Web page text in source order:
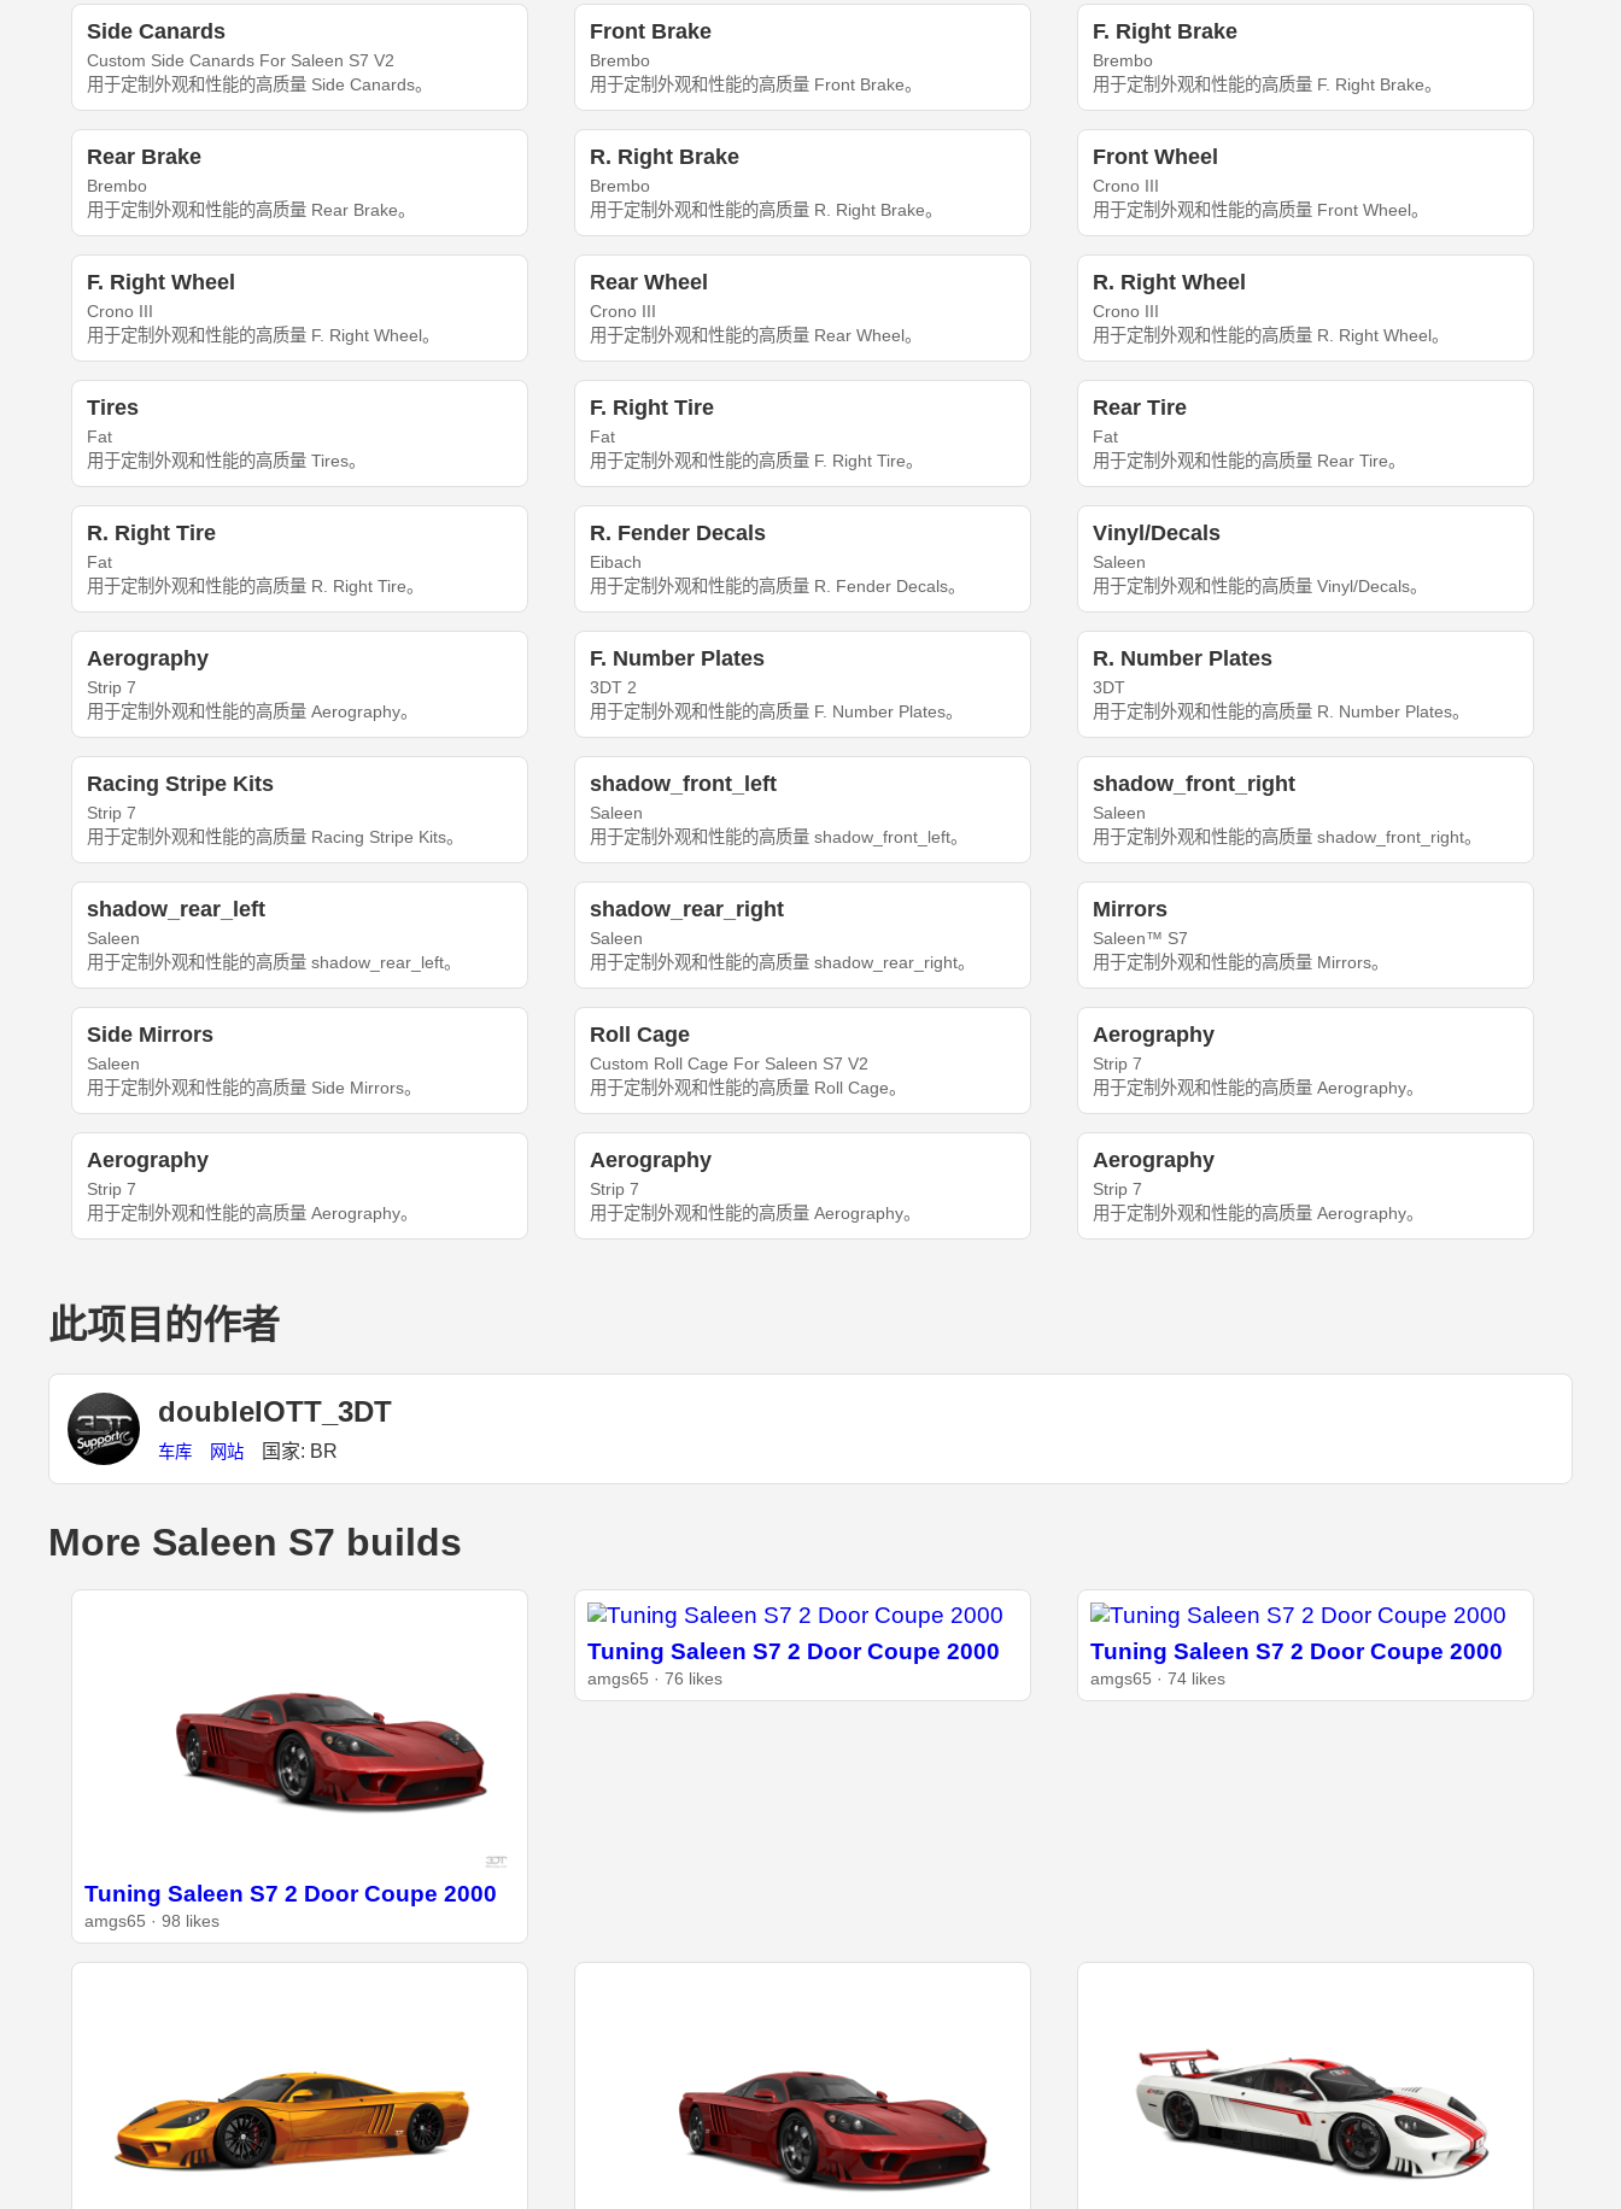
Side Canards
Custom Side Canards For Saleen S7 V2
用于定制外观和性能的高质量 Side Canards。
Front Brake
Brembo
用于定制外观和性能的高质量 Front Brake。
F. Right Brake
Brembo
用于定制外观和性能的高质量 F. Right Brake。
Rear Brake
Brembo
用于定制外观和性能的高质量 Rear Brake。
R. Right Brake
Brembo
用于定制外观和性能的高质量 R. Right Brake。
Front Wheel
Crono III
用于定制外观和性能的高质量 Front Wheel。
F. Right Wheel
Crono III
用于定制外观和性能的高质量 F. Right Wheel。
Rear Wheel
Crono III
用于定制外观和性能的高质量 Rear Wheel。
R. Right Wheel
Crono III
用于定制外观和性能的高质量 R. Right Wheel。
Tires
Fat
用于定制外观和性能的高质量 Tires。
F. Right Tire
Fat
用于定制外观和性能的高质量 F. Right Tire。
Rear Tire
Fat
用于定制外观和性能的高质量 Rear Tire。
R. Right Tire
Fat
用于定制外观和性能的高质量 R. Right Tire。
R. Fender Decals
Eibach
用于定制外观和性能的高质量 R. Fender Decals。
Vinyl/Decals
Saleen
用于定制外观和性能的高质量 Vinyl/Decals。
Aerography
Strip 7
用于定制外观和性能的高质量 Aerography。
F. Number Plates
3DT 2
用于定制外观和性能的高质量 F. Number Plates。
R. Number Plates
3DT
用于定制外观和性能的高质量 R. Number Plates。
Racing Stripe Kits
Strip 7
用于定制外观和性能的高质量 Racing Stripe Kits。
shadow_front_left
Saleen
用于定制外观和性能的高质量 shadow_front_left。
shadow_front_right
Saleen
用于定制外观和性能的高质量 shadow_front_right。
shadow_rear_left
Saleen
用于定制外观和性能的高质量 shadow_rear_left。
shadow_rear_right
Saleen
用于定制外观和性能的高质量 shadow_rear_right。
Mirrors
Saleen™ S7
用于定制外观和性能的高质量 Mirrors。
Side Mirrors
Saleen
用于定制外观和性能的高质量 Side Mirrors。
Roll Cage
Custom Roll Cage For Saleen S7 V2
用于定制外观和性能的高质量 Roll Cage。
Aerography
Strip 7
用于定制外观和性能的高质量 Aerography。
Aerography
Strip 7
用于定制外观和性能的高质量 Aerography。
Aerography
Strip 7
用于定制外观和性能的高质量 Aerography。
Aerography
Strip 7
用于定制外观和性能的高质量 Aerography。
此项目的作者
doubleIOTT_3DT
车库 网站 国家: BR
More Saleen S7 builds
Tuning Saleen S7 2 Door Coupe 2000
amgs65 · 98 likes
Tuning Saleen S7 2 Door Coupe 2000
amgs65 · 76 likes
Tuning Saleen S7 2 Door Coupe 2000
amgs65 · 74 likes